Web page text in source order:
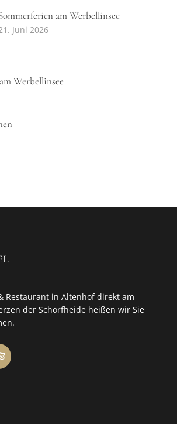
am Werbellinsee
Juni 2026
Werbellinsee
Restaurant in Altenhof direkt am
der Schorfheide heißen wir Sie